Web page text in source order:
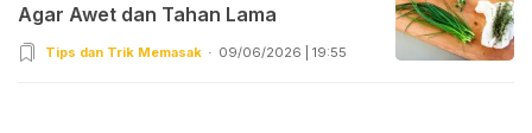
Agar Awet dan Tahan Lama
Tips dan Trik Memasak 09/06/2026 | 19:55